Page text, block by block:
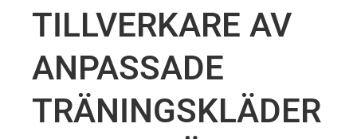
TILLVERKARE AV
ANPASSADE
TRÄNINGSKLÄDER